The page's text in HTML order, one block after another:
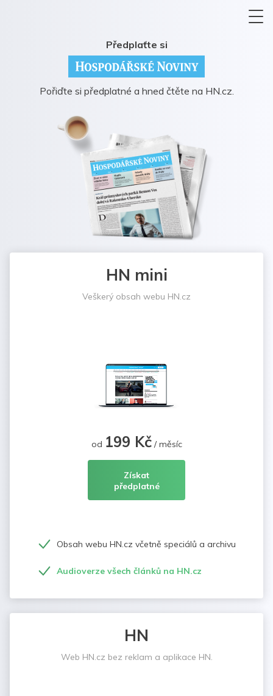
Předplaťte si
Pořiďte si předplatné a hned čtěte na HN.cz.
HN mini
Veškerý obsah webu HN.cz
od 199 Kč/ měsíc
Získat
předplatné
Obsah webu HN.cz včetně speciálů a archivu
Audioverze všech článků na HN.cz
HN
Web HN.cz bez reklam a aplikace HN.